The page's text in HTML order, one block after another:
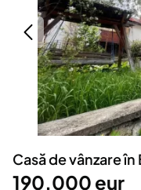
Servicii
Animale de
Afaceri și
Inchiriere Bunuri si
Utilaje agricole si
Piese auto si
Dacia Duster
Casă de vânzare
190.000 eur